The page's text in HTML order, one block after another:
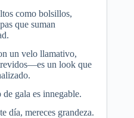
como bolsillos,
que suman
un velo llamativo,
un look que
gala es innegable.
día, mereces grandeza.